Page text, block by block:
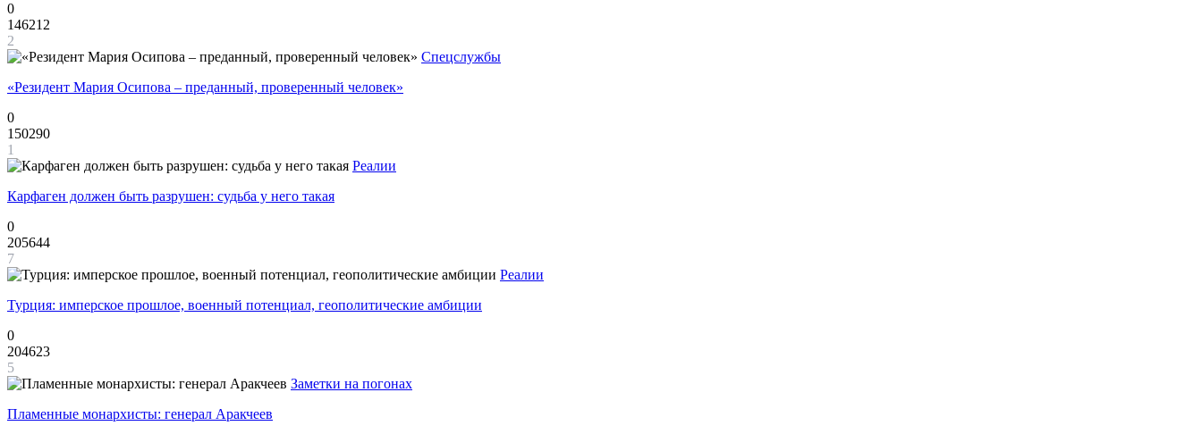
0
146212
2
Спецслужбы
«Резидент Мария Осипова – преданный, проверенный человек»
0
150290
1
Реалии
Карфаген должен быть разрушен: судьба у него такая
0
205644
7
Реалии
Турция: имперское прошлое, военный потенциал, геополитические амбиции
0
204623
5
Заметки на погонах
Пламенные монархисты: генерал Аракчеев